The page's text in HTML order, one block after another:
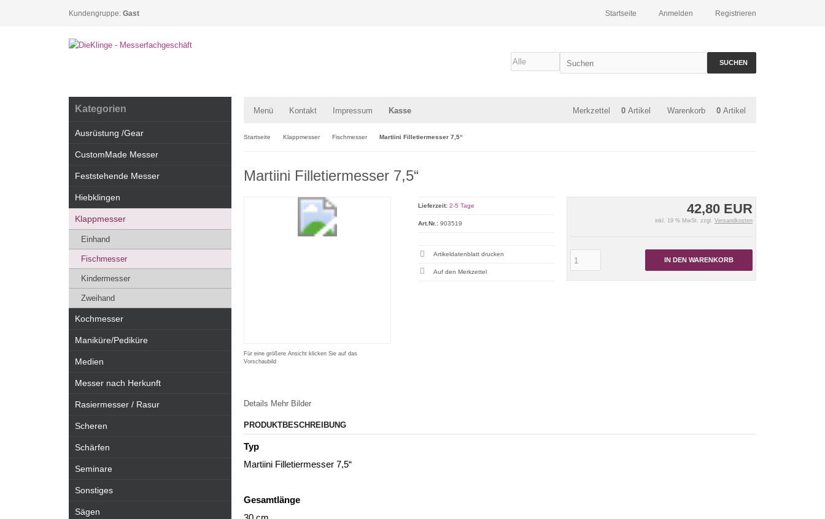
Kundengruppe: Gast Registrieren
Anmelden
Startseite
SUCHEN
Menü Kontakt Impressum Kasse Warenkorb 0 Artikel
Merkzettel 0 Artikel
Startseite Klappmesser Fischmesser Martiini Filletiermesser 7,5“
Martiini Filletiermesser 7,5“
Für eine größere Ansicht klicken Sie auf das
Vorschaubild
42,80 EUR
inkl. 19 % MwSt. zzgl. Versandkosten
IN DEN WARENKORB
Lieferzeit: 2-5 Tage
Art.Nr.: 903519
Artikeldatenblatt drucken
Details Mehr Bilder
PRODUKTBESCHREIBUNG
Typ
Martiini Filletiermesser 7,5“
Gesamtlänge
Kategorien
Ausrüstung /Gear
CustomMade Messer
Feststehende Messer
Hiebklingen
Klappmesser
Einhand
Fischmesser
Kindermesser
Zweihand
Kochmesser
Maniküre/Pediküre
Medien
Messer nach Herkunft
Rasiermesser / Rasur
Scheren
Schärfen
Seminare
Sonstiges
Sägen